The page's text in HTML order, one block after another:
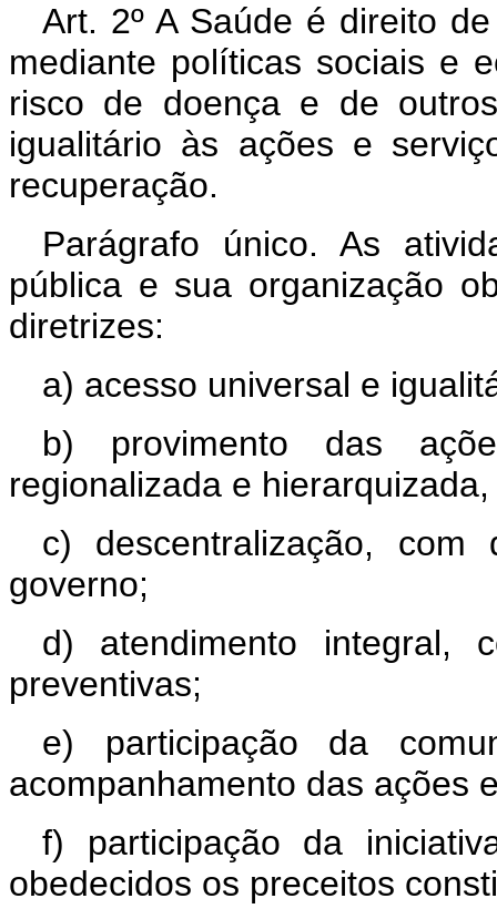
Art. 2º A Saúde é direito
mediante políticas sociais e
risco de doença e de
igualitário às ações e
recuperação.
Parágrafo único. As
pública e sua organização
diretrizes:
a) acesso universal e
b) provimento das
regionalizada e
c) descentralização,
governo;
d) atendimento integral,
preventivas;
e) participação da
acompanhamento das ações
f) participação da
obedecidos os preceitos